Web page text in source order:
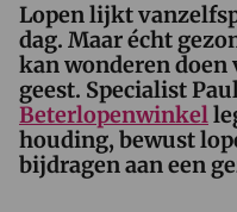
Lopen lijkt
dag. Maar écht
kan wonderen doen
geest. Specialist
Beterlopenwinkel
houding, bewust
bijdragen aan een